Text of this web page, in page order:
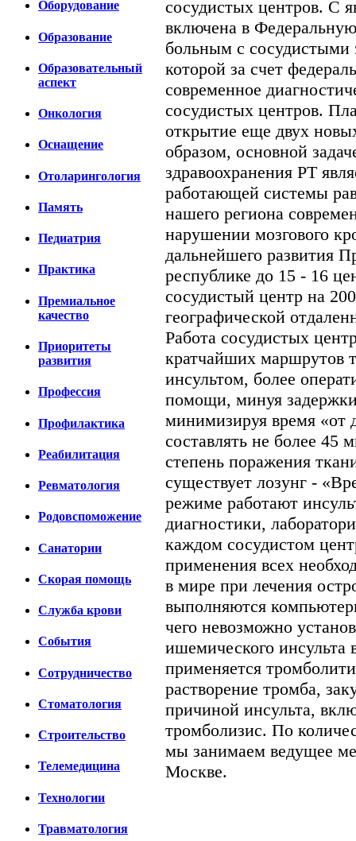
Оборудование
Образование
Образовательный
аспект
Онкология
Оснащение
Отоларингология
Память
Педиатрия
Практика
Премиальное
качество
Приоритеты
развития
Профессия
Профилактика
Реабилитация
Ревматология
Родовспоможение
Санатории
Скорая помощь
Cлужба крови
События
Сотрудничество
Стоматология
Строительство
Телемедицина
Технологии
Травматология
сосудистых центров. С
включена в
больным с сосудистыми
которой за счет
современное
сосудистых центров.
открытие еще двух
образом, основной
здравоохранения РТ
работающей системы
нашего региона
нарушении мозгового
дальнейшего развития
республике до 15 - 16
сосудистый центр на
географической
Работа сосудистых
кратчайших маршрутов
инсультом, более
помощи, минуя
минимизируя время «от
составлять не более 45
степень поражения
существует лозунг -
режиме работают
диагностики,
каждом сосудистом
применения всех
в мире при лечения
выполняются
чего невозможно
ишемического инсульта
применяется
растворение тромба,
причиной инсульта,
тромболизис. По
мы занимаем ведущее
Москве.